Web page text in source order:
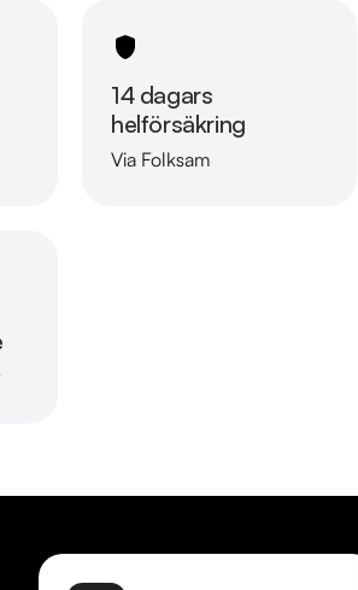
månader och dubbla hjuluppsättningar
här för att hjälpa just dig.
14 dagars
helförsäkring
Via Folksam